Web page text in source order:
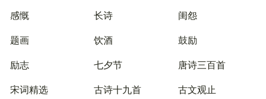
感慨
长诗
闺怨
题画
饮酒
鼓励
励志
七夕节
唐诗三百首
宋词精选
古诗十九首
古文观止